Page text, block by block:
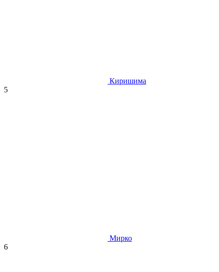
Киришима
5
Мирко
6